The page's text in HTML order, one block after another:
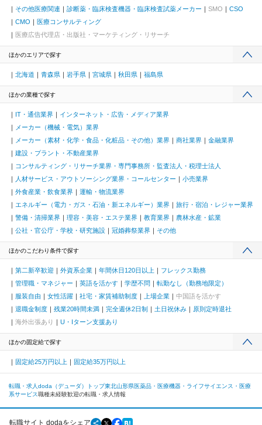
その他医療関連
診断薬・臨床検査機器・臨床検査試薬メーカー SMO
CSO
CMO
医療コンサルティング
医療広告代理店・出版社・マーケティング・リサーチ
ほかのエリアで探す
北海道 青森県 岩手県 宮城県 秋田県 福島県
ほかの業種で探す
IT・通信業界
インターネット・広告・メディア業界
メーカー（機械・電気）業界
メーカー（素材・化学・食品・化粧品・その他）業界
商社業界
金融業界
建設・プラント・不動産業界
コンサルティング・リサーチ業界・専門事務所・監査法人・税理士法人
人材サービス・アウトソーシング業界・コールセンター
小売業界
外食産業・飲食業界
運輸・物流業界
エネルギー（電力・ガス・石油・新エネルギー）業界
旅行・宿泊・レジャー業界
警備・清掃業界
理容・美容・エステ業界 教育業界
農林水産・鉱業
公社・官公庁・学校・研究施設
冠婚葬祭業界 その他
ほかのこだわり条件で探す
第二新卒歓迎 外資系企業 年間休日120日以上
フレックス勤務
管理職・マネジャー
英語を活かす 学歴不問
転勤なし（勤務地限定）
服装自由
女性活躍 社宅・家賃補助制度 上場企業
中国語を活かす
退職金制度
残業20時間未満 完全週休2日制 土日祝休み
原則定時退社
海外出張あり
U・Iターン支援あり
ほかの固定給で探す
固定給25万円以上 固定給35万円以上
転職・求人doda（デューダ）トップ東北山形県医薬品・医療機器・ライフサイエンス・医療
系サービス職種未経験歓迎の転職・求人情報
転職サイト dodaをシェア